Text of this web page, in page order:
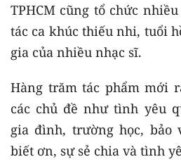
TPHCM cũng tổ chức
tác ca khúc thiếu nhi, tuổi
gia của nhiều nhạc sĩ.
Hàng trăm tác phẩm mới
các chủ đề như tình yêu
gia đình, trường học, bảo
biết ơn, sự sẻ chia và tình